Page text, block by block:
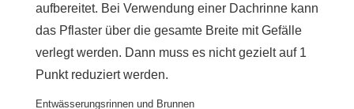
aufbereitet. Bei Verwendung einer Dachrinne kann
das Pflaster über die gesamte Breite mit Gefälle
verlegt werden. Dann muss es nicht gezielt auf 1
Punkt reduziert werden.
Entwässerungsrinnen und Brunnen